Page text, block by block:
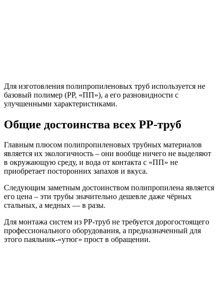
Для изготовления полипропиленовых труб используется не
базовый полимер (РР, «ПП»), а его разновидности с
улучшенными характеристиками.
Общие достоинства всех РР-труб
Главным плюсом полипропиленовых трубных материалов
является их экологичность – они вообще ничего не выделяют
в окружающую среду, и вода от контакта с «ПП» не
приобретает посторонних запахов и вкуса.
Следующим заметным достоинством полипропилена является
его цена – эти трубы значительно дешевле даже чёрных
стальных, а медных — в разы.
Для монтажа систем из РР-труб не требуется дорогостоящего
профессионального оборудования, а предназначенный для
этого паяльник-«утюг» прост в обращении.